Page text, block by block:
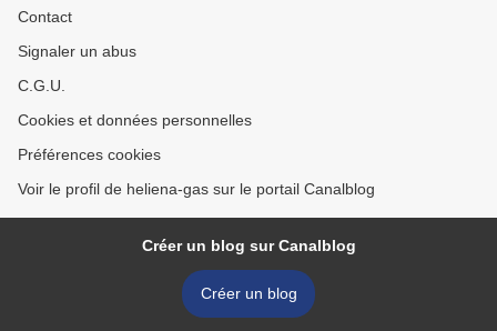
Contact
Signaler un abus
C.G.U.
Cookies et données personnelles
Préférences cookies
Voir le profil de heliena-gas sur le portail Canalblog
Créer un blog sur Canalblog
Créer un blog